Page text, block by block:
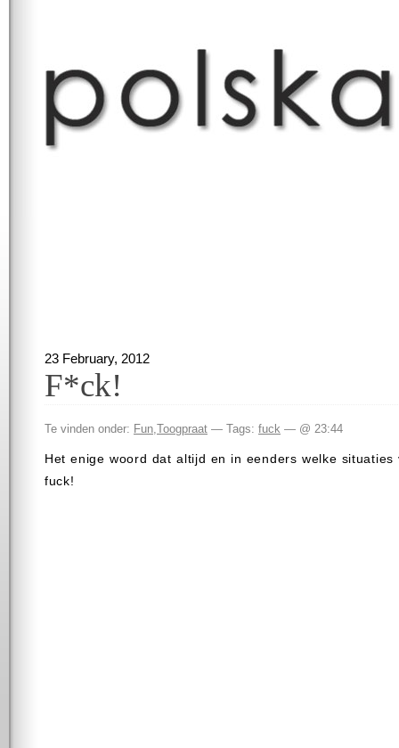
23 February, 2012
F*ck!
Te vinden onder: Fun Toogpraat — Tags: fuck — @ 23:44
Het enige woord dat altijd en in eenders welke situaties
fuck!